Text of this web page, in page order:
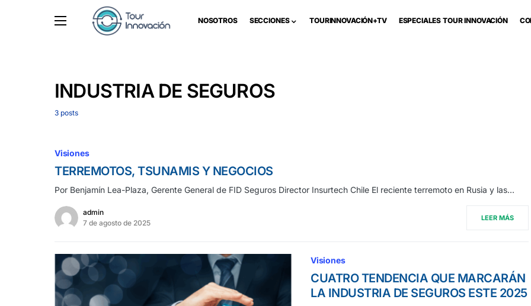
NOSOTROS SECCIONES TOURINNOVACIÓN+TV ESPECIALES TOUR INNOVACIÓN
INDUSTRIA DE SEGUROS
3 posts
Visiones
TERREMOTOS, TSUNAMIS Y NEGOCIOS
Por Benjamín Lea-Plaza, Gerente General de FID Seguros Director Insurtech Chile El reciente terremoto en Rusia y las…
admin
7 de agosto de 2025
LEER MÁS
Visiones
CUATRO TENDENCIA QUE MARCARÁN
LA INDUSTRIA DE SEGUROS ESTE 2025